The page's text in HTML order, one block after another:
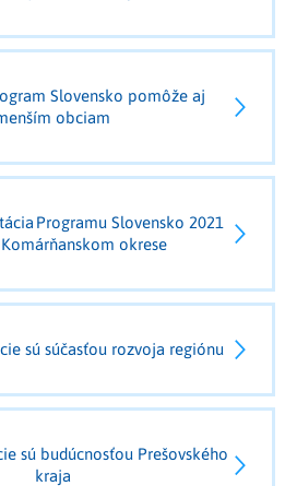
Slovensko pomôže aj
obciam
Programu Slovensko 2021
okrese
sú súčasťou rozvoja regiónu
sú budúcnosťou Prešovského
kraja